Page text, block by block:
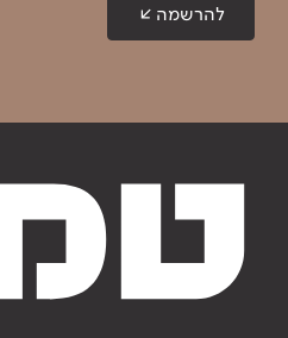
להרשמה